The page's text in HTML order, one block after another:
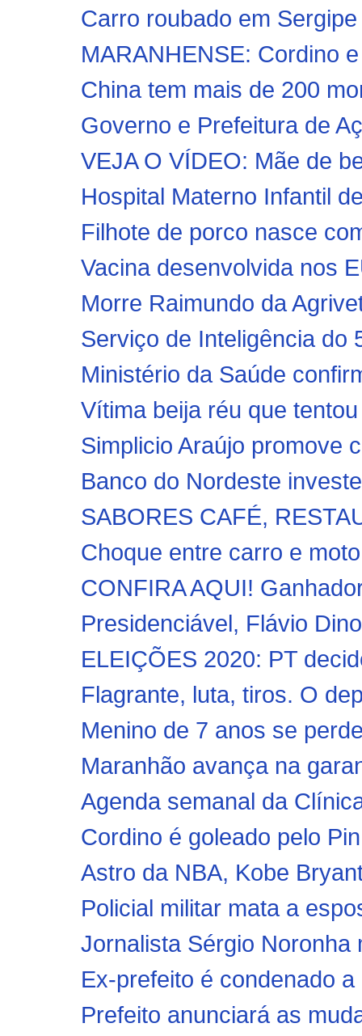
Carro roubado em
MARANHENSE: Cordino
China tem mais de 200
Governo e Prefeitura de
VEJA O VÍDEO: Mãe de
Hospital Materno Infantil
Filhote de porco nasce
Vacina desenvolvida nos
Morre Raimundo da
Serviço de Inteligência do
Ministério da Saúde
Vítima beija réu que
Simplicio Araújo promove
Banco do Nordeste
SABORES CAFÉ,
Choque entre carro e
CONFIRA AQUI!
Presidenciável, Flávio
ELEIÇÕES 2020: PT
Flagrante, luta, tiros. O
Menino de 7 anos se
Maranhão avança na
Agenda semanal da
Cordino é goleado pelo
Astro da NBA, Kobe
Policial militar mata a
Jornalista Sérgio
Ex-prefeito é condenado
Prefeito anunciará as